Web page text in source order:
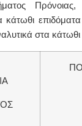
Πρόνοιας,
επιδόματα
στα